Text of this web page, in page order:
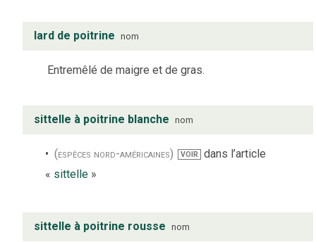
lard de poitrine nom
Entremêlé de maigre et de gras.
sittelle à poitrine blanche nom
(espèces nord-américaines) VOIR dans l’article
« sittelle »
sittelle à poitrine rousse nom